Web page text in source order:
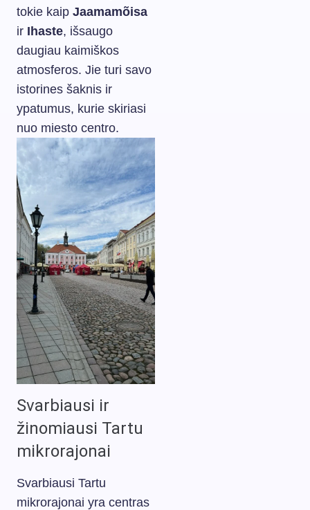
tokie kaip Jaamamõisa
ir Ihaste, išsaugo
daugiau kaimiškos
atmosferos. Jie turi savo
istorines šaknis ir
ypatumus, kurie skiriasi
nuo miesto centro.
Svarbiausi ir
žinomiausi Tartu
mikrorajonai
Svarbiausi Tartu
mikrorajonai yra centras